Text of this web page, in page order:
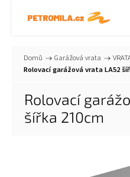
Domů / Garážová vrata /
Rolovací garážová vrata LA52
Rolovací
šířka 210cm